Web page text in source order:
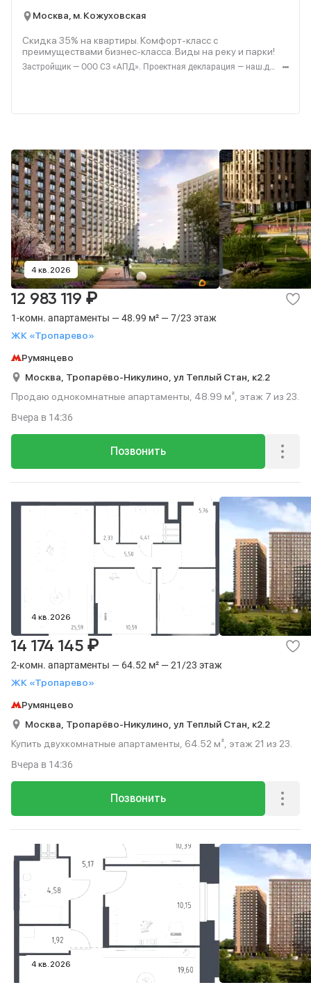
Москва, м. Кожуховская
Скидка 35% на квартиры. Комфорт-класс с
преимуществами бизнес-класса. Виды на реку и парки!
Застройщик — ООО СЗ «АПД». Проектная декларация — наш.дом.рф. Акция до 28.02.2026. Не оферта. Подробности — Level.ru
4 кв. 2026
1-комн. апартаменты — 48.99 м² — 7/23 этаж
ЖК «Тропарево»
12 983 119 ₽
Румянцево
Москва, Тропарёво-Никулино, ул Теплый Стан, к2.2
Продаю однокомнатные апартаменты, 48.99 м², этаж 7 из 23.
Позвонить
Вчера в 14:36
4 кв. 2026
2-комн. апартаменты — 64.52 м² — 21/23 этаж
ЖК «Тропарево»
14 174 145 ₽
Румянцево
Москва, Тропарёво-Никулино, ул Теплый Стан, к2.2
Купить двухкомнатные апартаменты, 64.52 м², этаж 21 из 23.
Позвонить
Вчера в 14:36
4 кв. 2026